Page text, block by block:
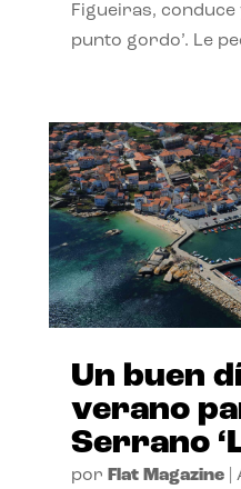
Figueiras, conduce
punto gordo’. Le
Un buen
verano
Serrano
por Flat Magazine|